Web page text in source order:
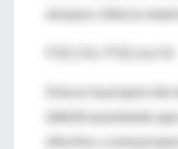
ensayos clínicos
P (E | H) / P (E | no H)
Esta es la
(débil) asumiendo
efectivo, y esta